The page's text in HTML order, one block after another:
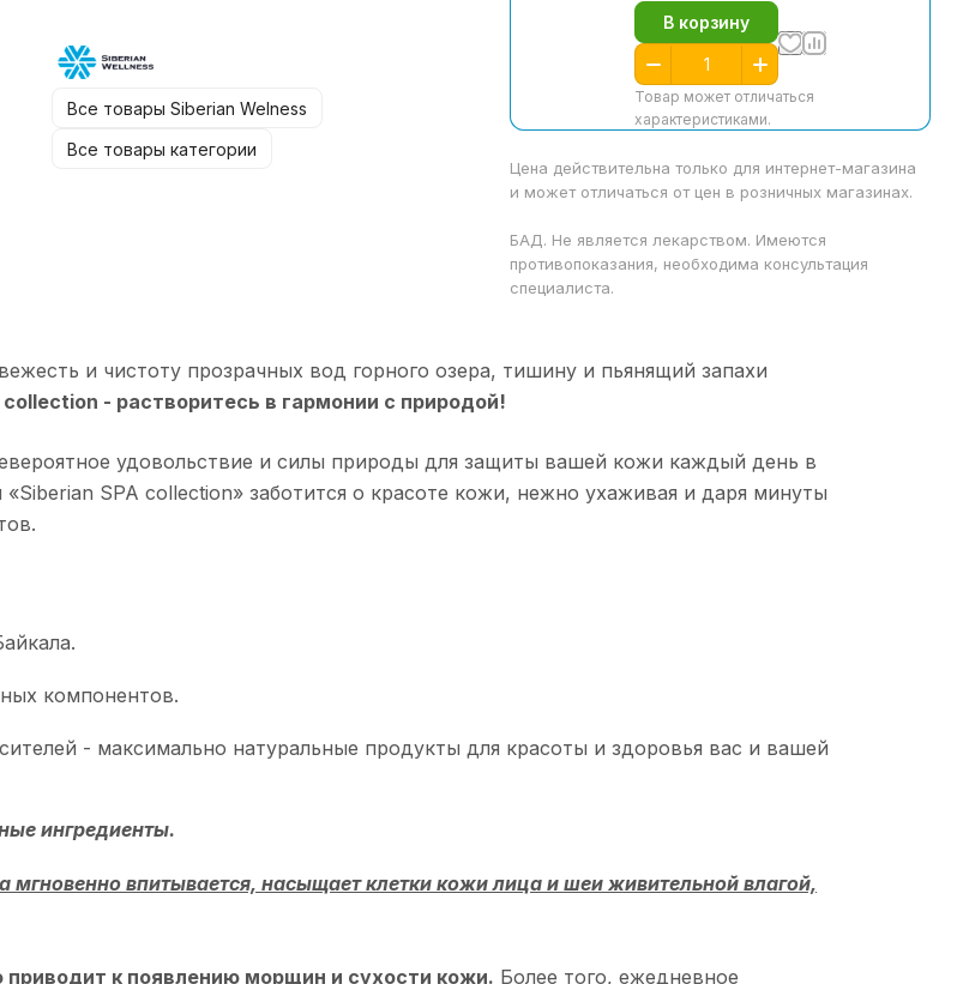
нежная и натуральная, что рекомендована к
Все товары Siberian Welness
Все товары категории
В корзину
Товар может отличаться
характеристиками.
Цена действительна только для интернет-магазина
и может отличаться от цен в розничных магазинах.
БАД. Не является лекарством. Имеются
противопоказания, необходима консультация
специалиста.
и чистоту прозрачных вод горного озера, тишину и пьянящий запахи
collection - растворитесь в гармонии с природой!
удовольствие и силы природы для защиты вашей кожи каждый день в
SPA collection» заботится о красоте кожи, нежно ухаживая и даря минуты
компонентов.
- максимально натуральные продукты для красоты и здоровья вас и вашей
ингредиенты.
впитывается, насыщает клетки кожи лица и шеи живительной влагой,
к появлению морщин и сухости кожи. Более того, ежедневное